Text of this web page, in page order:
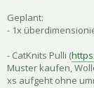
Geplant:
- 1x
- CatKnits Pulli (
Muster kaufen,
xs aufgeht ohne